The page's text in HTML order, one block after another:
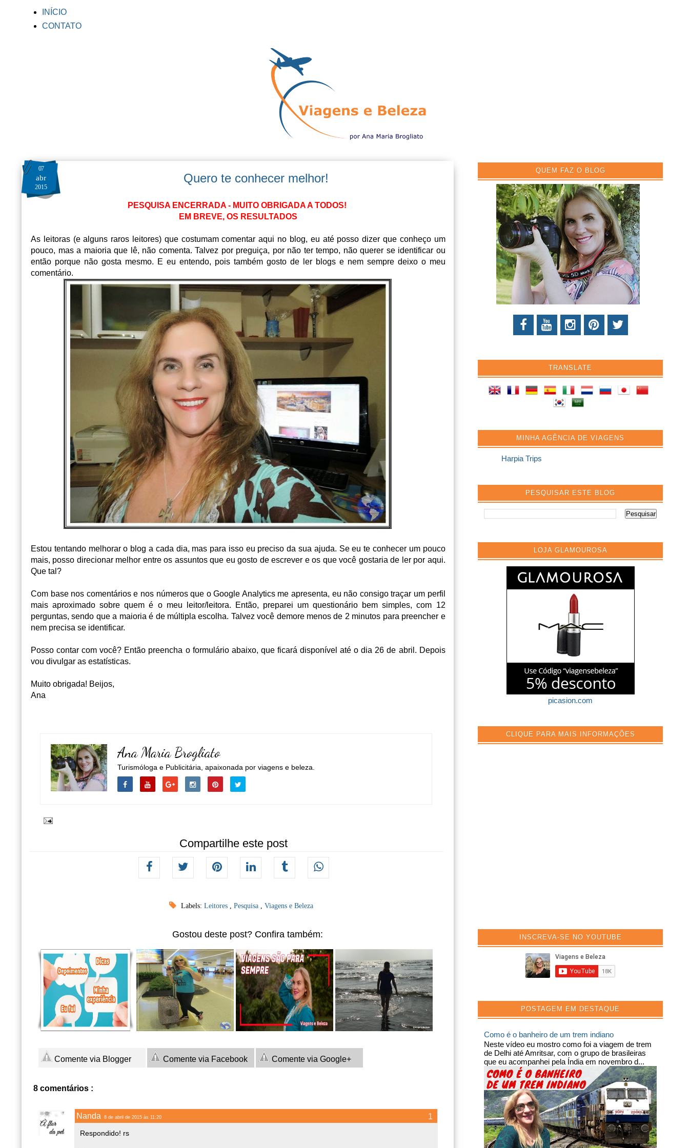
INÍCIO
CONTATO
07
abr
2015
Quero te conhecer melhor!
PESQUISA ENCERRADA - MUITO OBRIGADA A TODOS!
EM BREVE, OS RESULTADOS
As leitoras (e alguns raros leitores) que costumam comentar aqui no blog, eu até posso dizer que conheço um
pouco, mas a maioria que lê, não comenta. Talvez por preguiça, por não ter tempo, não querer se identificar ou
então porque não gosta mesmo. E eu entendo, pois também gosto de ler blogs e nem sempre deixo o meu
comentário.
Estou tentando melhorar o blog a cada dia, mas para isso eu preciso da sua ajuda. Se eu te conhecer um pouco
mais, posso direcionar melhor entre os assuntos que eu gosto de escrever e os que você gostaria de ler por aqui.
Que tal?
Com base nos comentários e nos números que o Google Analytics me apresenta, eu não consigo traçar um perfil
mais aproximado sobre quem é o meu leitor/leitora. Então, preparei um questionário bem simples, com 12
perguntas, sendo que a maioria é de múltipla escolha. Talvez você demore menos de 2 minutos para preencher e
nem precisa se identificar.
Posso contar com você? Então preencha o formulário abaixo, que ficará disponível até o dia 26 de abril. Depois
vou divulgar as estatísticas.
Muito obrigada! Beijos,
Ana
Ana Maria Brogliato
Turismóloga e Publicitária, apaixonada por viagens e beleza.
Compartilhe este post
Labels: Leitores Pesquisa Viagens e Beleza
Gostou deste post? Confira também:
Comente via Blogger Comente via Facebook Comente via Google+
8 comentários :
Nanda 8 de abril de 2015 às 11:20
Respondido! rs
QUEM FAZ O BLOG
TRANSLATE
MINHA AGÊNCIA DE VIAGENS
Harpia Trips
PESQUISAR ESTE BLOG
LOJA GLAMOUROSA
picasion.com
CLIQUE PARA MAIS INFORMAÇÕES
INSCREVA-SE NO YOUTUBE
POSTAGEM EM DESTAQUE
Como é o banheiro de um trem indiano
Neste vídeo eu mostro como foi a viagem de trem
de Delhi até Amritsar, com o grupo de brasileiras
que eu acompanhei pela Índia em novembro d...